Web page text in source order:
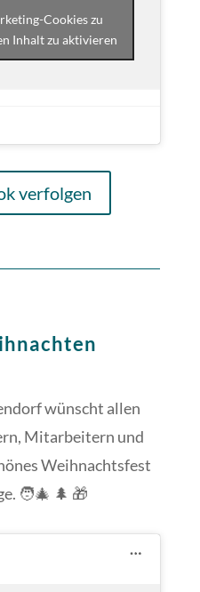
Cookies zu
Inhalt zu aktivieren
verfolgen
wünscht allen
Mitarbeitern und
Weihnachtsfest
🧑‍🎄 🌲 🎁